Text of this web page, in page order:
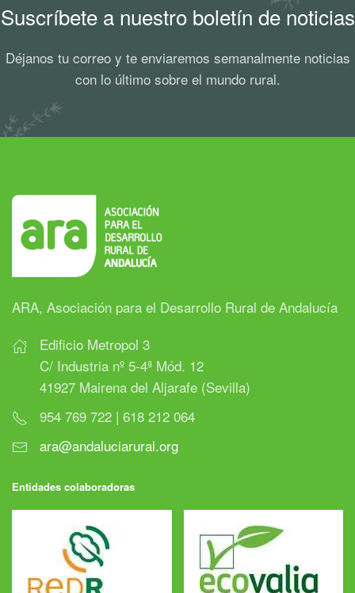
Suscríbete a nuestro boletín de noticias
Déjanos tu correo y te enviaremos semanalmente noticias
con lo último sobre el mundo rural.
ARA, Asociación para el Desarrollo Rural de Andalucía
Edificio Metropol 3
C/ Industria nº 5-4ª Mód. 12
41927 Mairena del Aljarafe (Sevilla)
954 769 722 | 618 212 064
ara@andaluciarural.org
Entidades colaboradoras